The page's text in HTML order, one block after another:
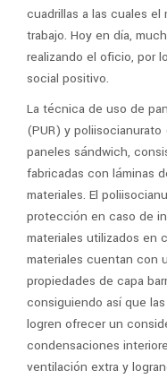
cuadrillas a las cuales el
trabajo. Hoy en día,
realizando el oficio, por
social positivo.
La técnica de uso de
(PUR) y
paneles sándwich,
fabricadas con láminas
materiales. El
protección en caso de
materiales utilizados en
materiales cuentan con
propiedades de capa
consiguiendo así que
logren ofrecer un
condensaciones
ventilación extra y